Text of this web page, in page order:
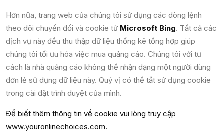
Hơn nữa, trang web của chúng tôi sử dụng các dòng lệnh
theo dõi chuyển đổi và cookie từ Microsoft Bing. Tất cả các
dịch vụ này đều thu thập dữ liệu thống kê tổng hợp giúp
chúng tôi tối ưu hóa việc mua quảng cáo. Chúng tôi với tư
cách là nhà quảng cáo không thể nhận dạng một người dùng
đơn lẻ sử dụng dữ liệu này. Quý vị có thể tắt sử dụng cookie
trong cài đặt trình duyệt của mình.
Để biết thêm thông tin về cookie vui lòng truy cập
www.youronlinechoices.com.